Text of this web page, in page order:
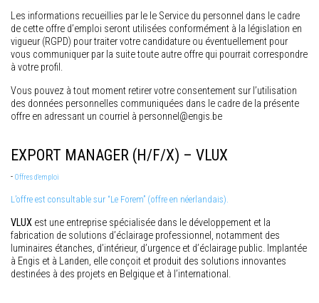
Les informations recueillies par le le Service du personnel dans le cadre
de cette offre d’emploi seront utilisées conformément à la législation en
vigueur (RGPD) pour traiter votre candidature ou éventuellement pour
vous communiquer par la suite toute autre offre qui pourrait correspondre
à votre profil.
Vous pouvez à tout moment retirer votre consentement sur l’utilisation
des données personnelles communiquées dans le cadre de la présente
offre en adressant un courriel à personnel@engis.be
EXPORT MANAGER (H/F/X) – VLUX
- Offres d'emploi
L’offre est consultable sur “Le Forem” (offre en néerlandais).
VLUX est une entreprise spécialisée dans le développement et la
fabrication de solutions d’éclairage professionnel, notamment des
luminaires étanches, d’intérieur, d’urgence et d’éclairage public. Implantée
à Engis et à Landen, elle conçoit et produit des solutions innovantes
destinées à des projets en Belgique et à l’international.